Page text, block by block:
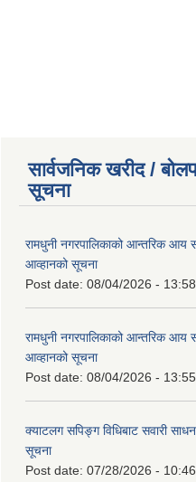
सार्वजनिक खरीद /
सूचना
रामधुनी नगरपालिकाको आन्तरिक
आव्हानको सूचना
Post date: 08/04/2026 - 13:58
रामधुनी नगरपालिकाको आन्तरिक
आव्हानको सूचना
Post date: 08/04/2026 - 13:55
क्याटलग सपिङ्ग विधिबाट सवारी
सूचना
Post date: 07/28/2026 - 10:46